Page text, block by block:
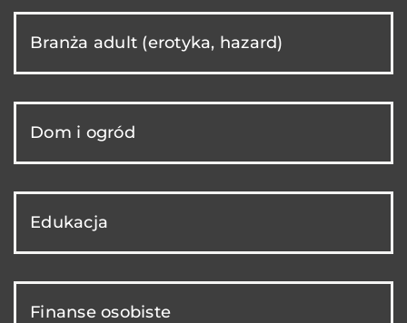
Branża adult (erotyka, hazard)
Dom i ogród
Edukacja
Finanse osobiste